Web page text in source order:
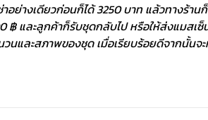
ช่าอย่างเดียวก่อนก็ได้ 3250 บาท แล้วทางร้
฿ และลูกค้าก็รับชุดกลับไป หรือให้ส่งแมสเซ็
และสภาพของชุด เมื่อเรียบร้อยดีจากนั้นจ